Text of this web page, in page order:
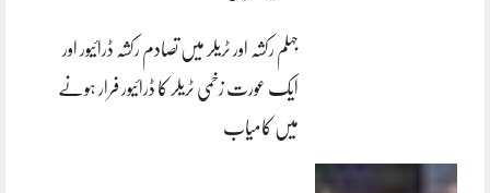
جہلم رکشہ اور ٹریلر میں تصادم رکشہ ڈرائیور اور
ایک عورت زخمی ٹریلر کا ڈرائیور فرار ہونے
میں کامیاب